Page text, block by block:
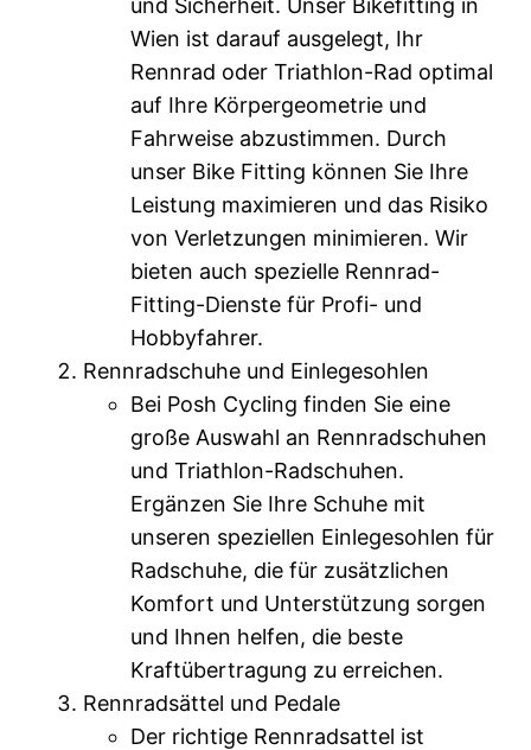
Wien ist darauf ausgelegt, Ihr
Rennrad oder Triathlon-Rad optimal
auf Ihre Körpergeometrie und
Fahrweise abzustimmen. Durch
unser Bike Fitting können Sie Ihre
Leistung maximieren und das Risiko
von Verletzungen minimieren. Wir
bieten auch spezielle Rennrad-
Fitting-Dienste für Profi- und
Hobbyfahrer.
Rennradschuhe und Einlegesohlen
Bei Posh Cycling finden Sie eine
große Auswahl an Rennradschuhen
und Triathlon-Radschuhen.
Ergänzen Sie Ihre Schuhe mit
unseren speziellen Einlegesohlen für
Radschuhe, die für zusätzlichen
Komfort und Unterstützung sorgen
und Ihnen helfen, die beste
Kraftübertragung zu erreichen.
Rennradsättel und Pedale
Der richtige Rennradsattel ist